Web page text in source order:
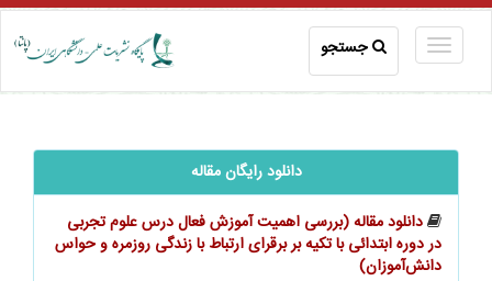
جستجو
دانلود رایگان مقاله
دانلود مقاله (بررسی اهمیت آموزش فعال درس علوم تجربی
در دوره ابتدائی با تکیه بر برقرای ارتباط با زندگی روزمره و حواس
‌‌دانش‌آموزان)